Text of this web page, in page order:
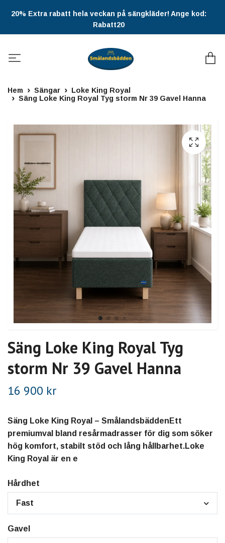
20% Extra rabatt hela veckan på sängkläder! Ange kod:
Rabatt20
Hem Sängar
Loke King Royal
Säng Loke King Royal Tyg storm Nr 39 Gavel Hanna
Säng Loke King Royal Tyg
storm Nr 39 Gavel Hanna
16 900 kr
Säng Loke King Royal – SmålandsbäddenEtt
premiumval bland resårmadrasser för dig som söker
hög komfort, stabilt stöd och lång hållbarhet.Loke
King Royal är en e
Hårdhet
Fast
Gavel